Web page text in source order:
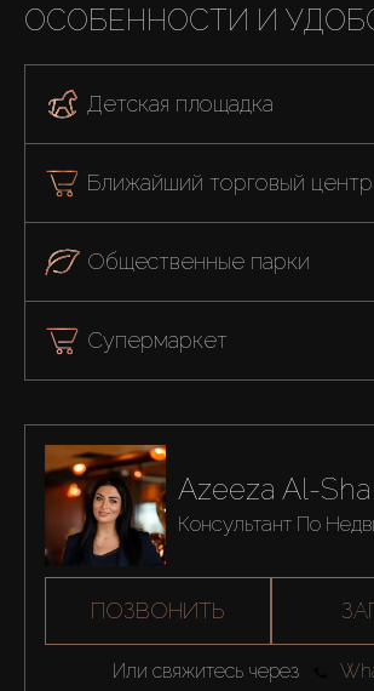
ОСОБЕННОСТИ И
Детская площадка
Ближайший торговый центр
Общественные парки
Супермаркет
Azeeza Al-
Консультант По
ПОЗВОНИТЬ
Или свяжитесь через